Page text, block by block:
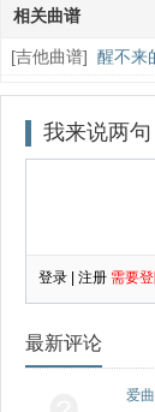
相关曲谱
[吉他曲谱] 醒不来
调）